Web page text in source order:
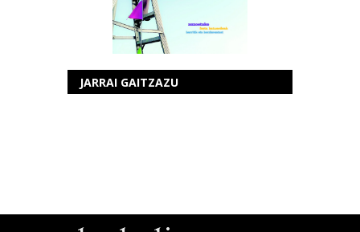
JARRAI GAITZAZU